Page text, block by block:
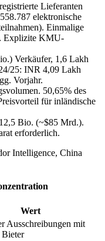
Lieferanten
elektronische
Einmalige
Explizite KMU-
Verkäufer, 1,6 Lakh
25: INR 4,09 Lakh
Vorjahr.
50,65% des
für inländische
Bio. (~$85 Mrd.).
erforderlich.
Intelligence, China
Wert
Ausschreibungen mit
Bieter